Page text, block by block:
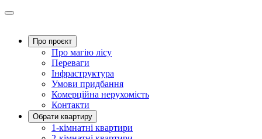
Про проєкт
Про магію ліcу
Переваги
Інфраструктура
Умови придбання
Комерційна нерухомість
Контакти
Обрати квартиру
1-кімнатні квартири